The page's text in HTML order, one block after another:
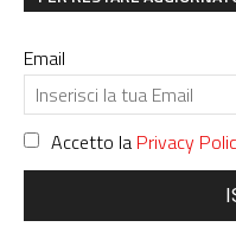
Email
Accetto la Privacy